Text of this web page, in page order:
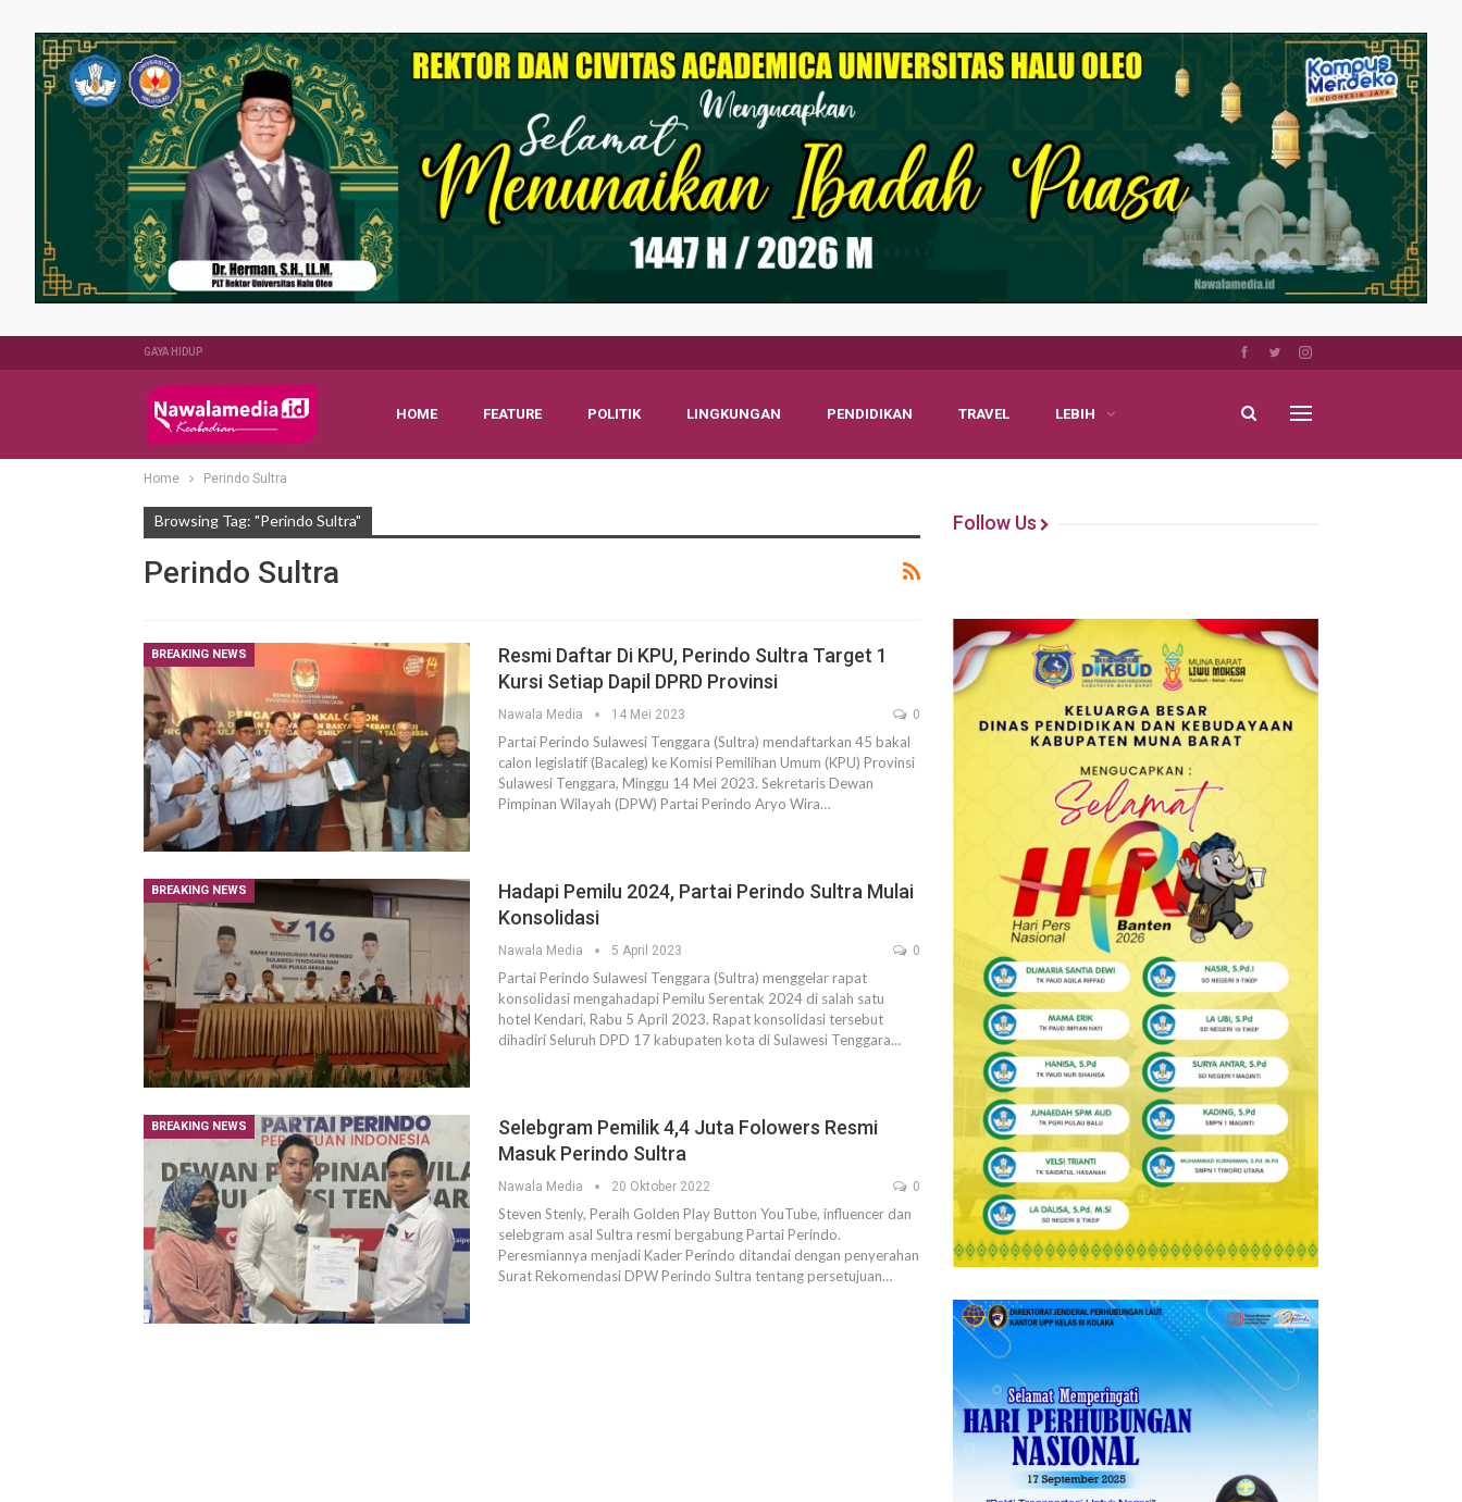
GAYA HIDUP
HOME FEATURE POLITIK LINGKUNGAN PENDIDIKAN TRAVEL LEBIH
Home Perindo Sultra
Browsing Tag: "Perindo Sultra"
Perindo Sultra
BREAKING NEWS
Resmi Daftar Di KPU, Perindo Sultra Target 1
Kursi Setiap Dapil DPRD Provinsi
Nawala Media 14 Mei 2023 0
Partai Perindo Sulawesi Tenggara (Sultra) mendaftarkan 45 bakal
calon legislatif (Bacaleg) ke Komisi Pemilihan Umum (KPU) Provinsi
Sulawesi Tenggara, Minggu 14 Mei 2023. Sekretaris Dewan
Pimpinan Wilayah (DPW) Partai Perindo Aryo Wira…
BREAKING NEWS
Hadapi Pemilu 2024, Partai Perindo Sultra Mulai
Konsolidasi
Nawala Media 5 April 2023 0
Partai Perindo Sulawesi Tenggara (Sultra) menggelar rapat
konsolidasi mengahadapi Pemilu Serentak 2024 di salah satu
hotel Kendari, Rabu 5 April 2023. Rapat konsolidasi tersebut
dihadiri Seluruh DPD 17 kabupaten kota di Sulawesi Tenggara…
BREAKING NEWS
Selebgram Pemilik 4,4 Juta Folowers Resmi
Masuk Perindo Sultra
Nawala Media 20 Oktober 2022 0
Steven Stenly, Peraih Golden Play Button YouTube, influencer dan
selebgram asal Sultra resmi bergabung Partai Perindo.
Peresmiannya menjadi Kader Perindo ditandai dengan penyerahan
Surat Rekomendasi DPW Perindo Sultra tentang persetujuan…
Follow Us